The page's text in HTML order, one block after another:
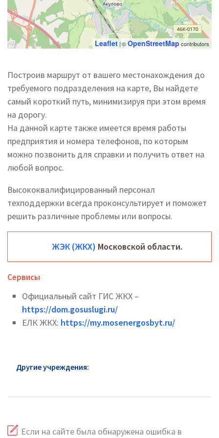
Leaflet| ©OpenStreetMap contributors
Построив маршрут от вашего местонахождения до
требуемого подразделения на карте, Вы найдете
самый короткий путь, минимизируя при этом время
на дорогу.
На данной карте также имеется время работы
предприятия и номера телефонов, по которым
можно позвонить для справки и получить ответ на
любой вопрос.
Высококвалифицированный персонал
техподдержки всегда проконсультирует и поможет
решить различные проблемы или вопросы.
ЖЭК (ЖКХ) Московской области.
Сервисы
Официальный сайт ГИС ЖКХ –
https://dom.gosuslugi.ru/
ЕЛК ЖКХ: https://my.mosenergosbyt.ru/
Другие учреждения:
Если на сайте была обнаружена ошибка в